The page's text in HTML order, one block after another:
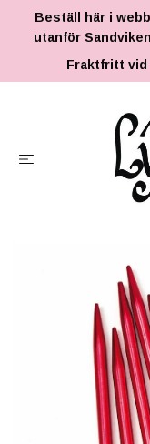
Beställ här i
utanför
Fraktfritt vid